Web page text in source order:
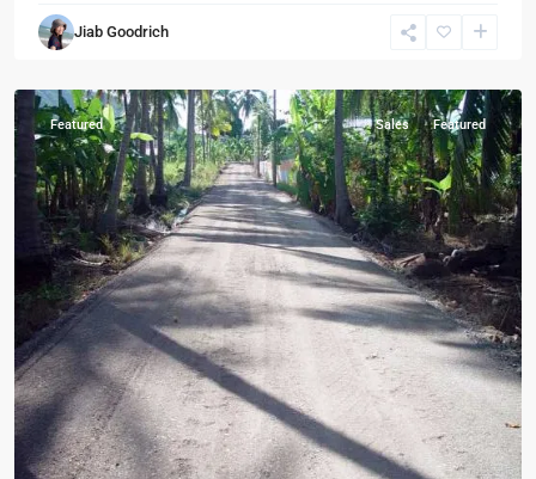
Jiab Goodrich
Khao
Tao,
Featured Sales Featured